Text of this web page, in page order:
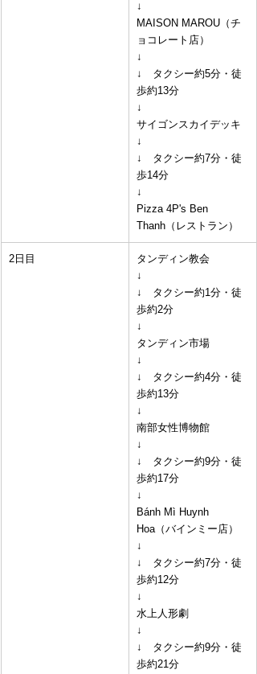
↓
MAISON MAROU（チ
ョコレート店）
↓
↓　タクシー約5分・徒
歩約13分
↓
サイゴンスカイデッキ
↓
↓　タクシー約7分・徒
歩14分
↓
Pizza 4P's Ben
Thanh（レストラン）
2日目
タンディン教会
↓
↓　タクシー約1分・徒
歩約2分
↓
タンディン市場
↓
↓　タクシー約4分・徒
歩約13分
↓
南部女性博物館
↓
↓　タクシー約9分・徒
歩約17分
↓
Bánh Mì Huynh
Hoa（バインミー店）
↓
↓　タクシー約7分・徒
歩約12分
↓
水上人形劇
↓
↓　タクシー約9分・徒
歩約21分